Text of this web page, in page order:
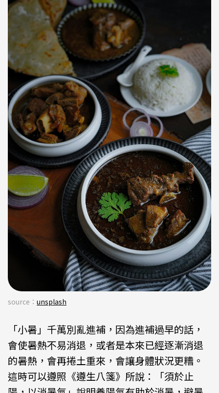
source： unsplash
「小暑」千萬別亂進補，因為進補過早的話，
會使暑熱不易消退，或者是本來已經逐漸消退
的暑熱，會再捲土重來，會讓身體狀況更糟。
這時可以遵照《遵生八箋》所說：「須於止